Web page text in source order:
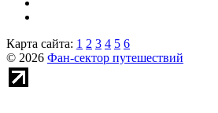
Карта сайта: 1 2 3 4 5 6
© 2026 Фан-сектор путешествий